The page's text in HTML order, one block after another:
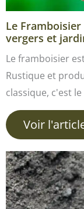
Le
vergers et
Le framboisier
Rustique et
classique, c'est
Voir